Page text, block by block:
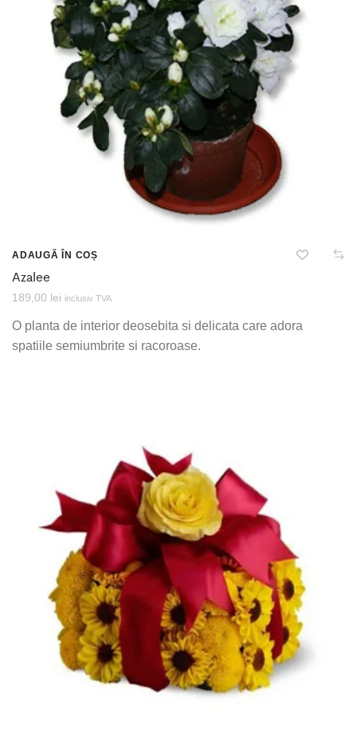
ADAUGĂ ÎN COȘ
Azalee
189,00 lei inclusiv TVA
O planta de interior deosebita si delicata care adora
spatiile semiumbrite si racoroase.